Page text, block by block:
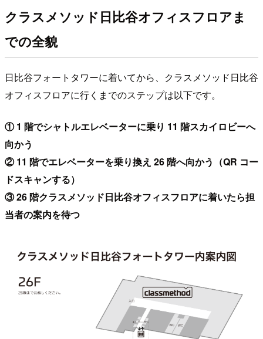
クラスメソッド日比谷オフィスフロアま
での全貌
日比谷フォートタワーに着いてから、クラスメソッド日比谷
オフィスフロアに行くまでのステップは以下です。
① 1 階でシャトルエレベーターに乗り 11 階スカイロビーへ
向かう
② 11 階でエレベーターを乗り換え 26 階へ向かう（QR コー
ドスキャンする）
③ 26 階クラスメソッド日比谷オフィスフロアに着いたら担
当者の案内を待つ